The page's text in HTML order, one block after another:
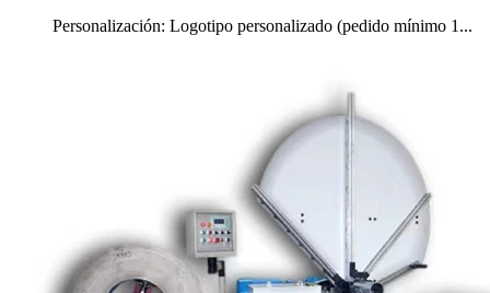
Personalización: Logotipo personalizado (pedido mínimo 1...